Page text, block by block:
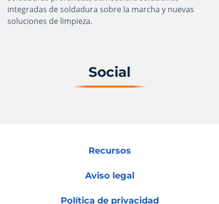
integradas de soldadura sobre la marcha y nuevas
soluciones de limpieza.
Social
Recursos
Aviso legal
Política de privacidad